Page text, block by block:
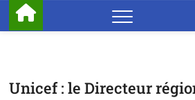
Unicef : le Directeur